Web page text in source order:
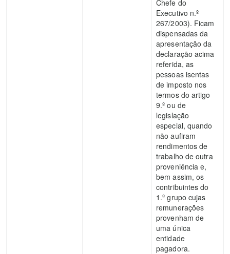
Chefe do
Executivo n.º
267/2003). Ficam
dispensadas da
apresentação da
declaração acima
referida, as
pessoas isentas
de imposto nos
termos do artigo
9.º ou de
legislação
especial, quando
não aufiram
rendimentos de
trabalho de outra
proveniência e,
bem assim, os
contribuintes do
1.º grupo cujas
remunerações
provenham de
uma única
entidade
pagadora.